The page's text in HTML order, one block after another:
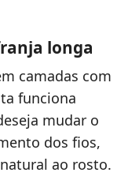
longa
camadas com
funciona
mudar o
dos fios,
ao rosto.